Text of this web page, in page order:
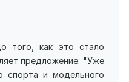
того, как это стало
предложение: "Уже
спорта и модельного